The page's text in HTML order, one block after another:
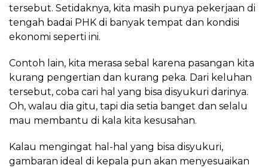
tersebut. Setidaknya, kita masih punya pekerjaan di
tengah badai PHK di banyak tempat dan kondisi
ekonomi seperti ini.
Contoh lain, kita merasa sebal karena pasangan kita
kurang pengertian dan kurang peka. Dari keluhan
tersebut, coba cari hal yang bisa disyukuri darinya.
Oh, walau dia gitu, tapi dia setia banget dan selalu
mau membantu di kala kita kesusahan.
Kalau mengingat hal-hal yang bisa disyukuri,
gambaran ideal di kepala pun akan menyesuaikan